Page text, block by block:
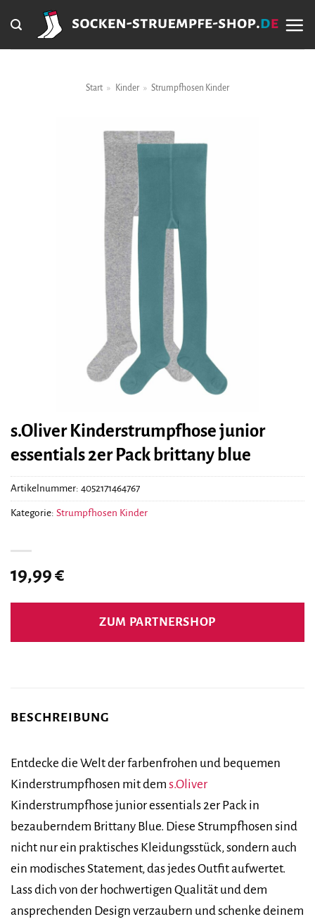
Inhalt
springen
Start » Kinder » Strumpfhosen Kinder
s.Oliver Kinderstrumpfhose junior
essentials 2er Pack brittany blue
19,99€
ZUM PARTNERSHOP
Artikelnummer: 4052171464767
Kategorie: Strumpfhosen Kinder
BESCHREIBUNG
Entdecke die Welt der farbenfrohen und bequemen
Kinderstrumpfhosen mit dem s.Oliver
Kinderstrumpfhose junior essentials 2er Pack in
bezauberndem Brittany Blue. Diese Strumpfhosen sind
nicht nur ein praktisches Kleidungsstück, sondern auch
ein modisches Statement, das jedes Outfit aufwertet.
Lass dich von der hochwertigen Qualität und dem
ansprechenden Design verzaubern und schenke deinem